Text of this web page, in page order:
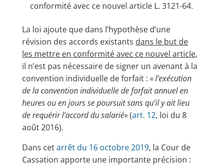
conformité avec ce nouvel article L. 3121-64.
La loi ajoute que dans l’hypothèse d’une
révision des accords existants dans le but de
les mettre en conformité avec ce nouvel article,
il n’est pas nécessaire de signer un avenant à la
convention individuelle de forfait : « l’exécution
de la convention individuelle de forfait annuel en
heures ou en jours se poursuit sans qu’il y ait lieu
de requérir l’accord du salarié»(art. 12, loi du 8
août 2016).
Dans cetarrêt du 16 octobre 2019, la Cour de
Cassation apporte une importante précision :